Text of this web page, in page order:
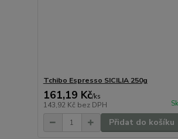
Tchibo Espresso SICILIA 250g
161,19 Kč/ks
143,92 Kč bez DPH
Přidat do košíku